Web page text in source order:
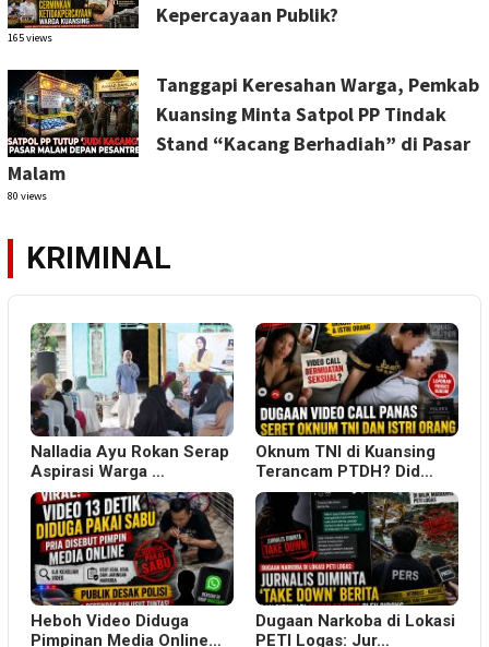
Kepercayaan Publik?
165 views
Tanggapi Keresahan Warga, Pemkab
Kuansing Minta Satpol PP Tindak
Stand “Kacang Berhadiah” di Pasar
Malam
80 views
KRIMINAL
Nalladia Ayu Rokan Serap
Aspirasi Warga …
Oknum TNI di Kuansing
Terancam PTDH? Did…
Heboh Video Diduga
Pimpinan Media Online…
Dugaan Narkoba di Lokasi
PETI Logas: Jur…